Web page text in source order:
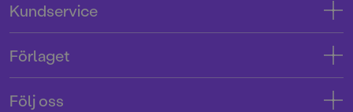
Tryckerigatan 4
103 12 Stockholm
Kundservice
Användarvillkor intressenter
Förlaget
Följ oss